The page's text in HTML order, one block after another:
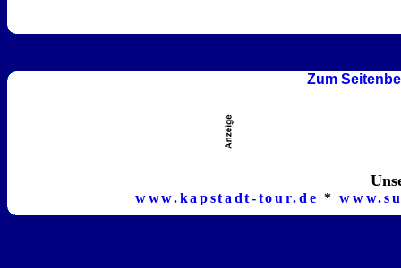
Zum
www.kapstadt-tour.de *